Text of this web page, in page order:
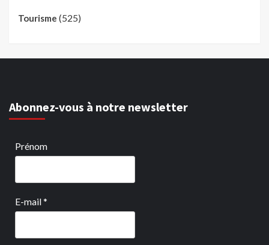
Tourisme (525)
Abonnez-vous à notre newsletter
Prénom
E-mail*